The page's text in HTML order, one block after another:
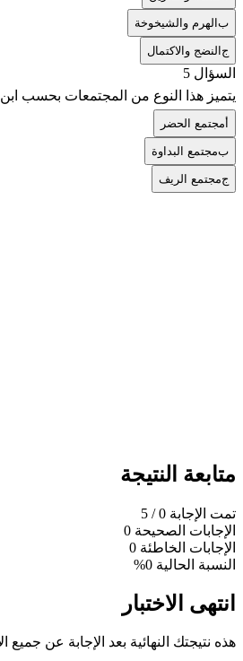
ب الهرم والشيخوخة
ج النضج والاكتمال
السؤال 5
يتميز هذا النوع من المجتمعات بحسب
أمجتمع الحضر
بمجتمع البداوة
جمجتمع الريف
متابعة النتيجة
تمت الإجابة 0
/ 5
الإجابات الصحيحة 0
الإجابات الخاطئة 0
النسبة الحالية 0%
انتهى الاختبار
هذه نتيجتك النهائية بعد الإجابة عن جميع